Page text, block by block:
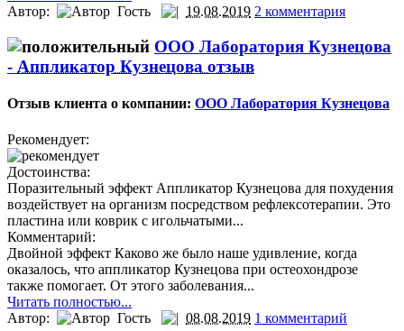
Автор:
Гость 19.08.2019 2 комментария
ООО Лаборатория Кузнецова
- Аппликатор Кузнецова отзыв
Отзыв клиента о компании: ООО Лаборатория Кузнецова
Рекомендует:
Достоинства:
Поразительный эффект Аппликатор Кузнецова для похудения
воздействует на организм посредством рефлексотерапии. Это
пластина или коврик с игольчатыми...
Комментарий:
Двойной эффект Каково же было наше удивление, когда
оказалось, что аппликатор Кузнецова при остеохондрозе
также помогает. От этого заболевания...
Читать полностью...
Автор:
Гость 08.08.2019 1 комментарий